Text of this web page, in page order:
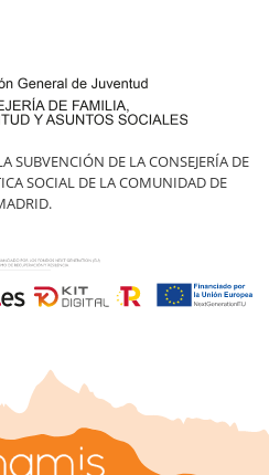
SUBVENCIÓN DE LA CONSEJERÍA DE
SOCIAL DE LA COMUNIDAD DE